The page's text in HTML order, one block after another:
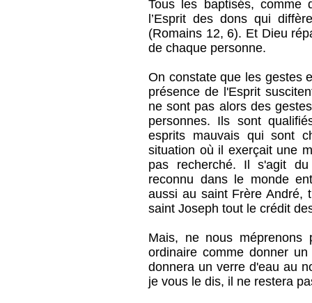
Tous les baptisés, comme
l’Esprit des dons qui
(Romains 12, 6). Et Dieu
de chaque personne.
On constate que les gestes
présence de l'Esprit
ne sont pas alors des
personnes. Ils sont
esprits mauvais qui sont
situation où il exerçait une
pas recherché. Il s'agit
reconnu dans le monde
aussi au saint Frère André,
saint Joseph tout le crédit
Mais, ne nous
ordinaire comme donner
donnera un verre d'eau au
je vous le dis, il ne restera